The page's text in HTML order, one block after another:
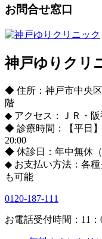
お問合せ窓口
神戸ゆりクリ
◆ 住所：神戸市中央
階
◆ アクセス：ＪＲ・
◆ 診療時間：【平日】
20:00
◆ 休診日：年中無休（
◆ お支払い方法：各
も可能
0120-187-111
お電話受付時間：11：